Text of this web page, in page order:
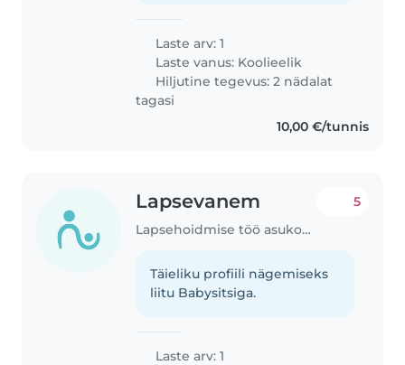
Laste arv: 1
Laste vanus: Koolieelik
Hiljutine tegevus: 2 nädalat
tagasi
10,00 €/tunnis
Lapsevanem
Lapsehoidmise töö asukohas Tallinn
5
Täieliku profiili nägemiseks
liitu Babysitsiga.
Laste arv: 1